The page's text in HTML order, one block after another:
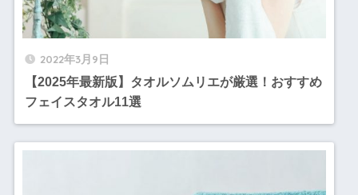
2022年3月9日
【2025年最新版】タオルソムリエが厳選！おすすめ
フェイスタオル11選